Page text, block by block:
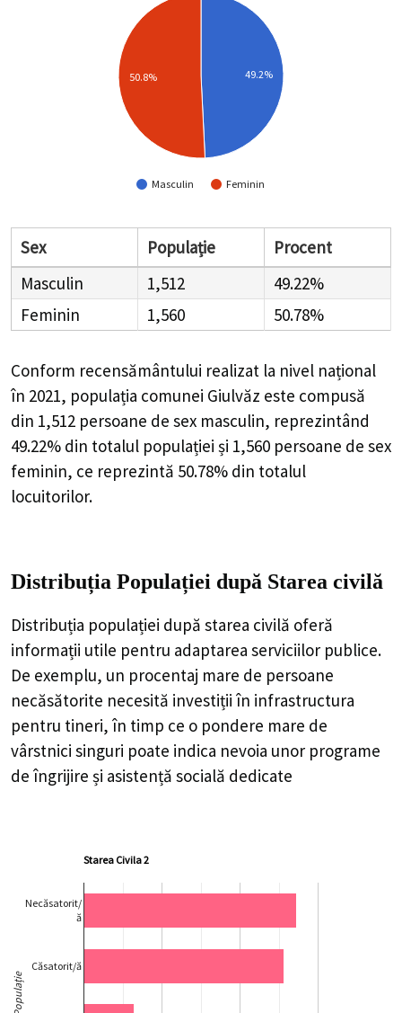
Masculin Feminin
49.2%
50.8%
Sex Populație
Procent
Masculin
1,512
49.22%
Feminin
1,560 50.78%
Conform recensământului realizat la nivel național
în 2021, populația comunei Giulvăz este compusă
din 1,512 persoane de sex masculin, reprezintând
49.22% din totalul populației și 1,560 persoane de sex
feminin, ce reprezintă 50.78% din totalul
locuitorilor.
Distribuția Populației după Starea civilă
Distribuția populației după starea civilă oferă
informații utile pentru adaptarea serviciilor publice.
De exemplu, un procentaj mare de persoane
necăsătorite necesită investiții în infrastructura
pentru tineri, în timp ce o pondere mare de
vârstnici singuri poate indica nevoia unor programe
de îngrijire și asistență socială dedicate
Starea Civila 2
Necăsatorit/
ă
Căsatorit/ă
Populație